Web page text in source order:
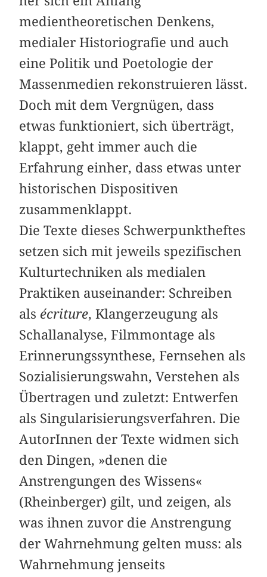
medientheoretischen Denkens,
medialer Historiografie und auch
eine Politik und Poetologie der
Massenmedien rekonstruieren lässt.
Doch mit dem Vergnügen, dass
etwas funktioniert, sich überträgt,
klappt, geht immer auch die
Erfahrung einher, dass etwas unter
historischen Dispositiven
zusammenklappt.
Die Texte dieses Schwerpunktheftes
setzen sich mit jeweils spezifischen
Kulturtechniken als medialen
Praktiken auseinander: Schreiben
als écriture, Klangerzeugung als
Schallanalyse, Filmmontage als
Erinnerungssynthese, Fernsehen als
Sozialisierungswahn, Verstehen als
Übertragen und zuletzt: Entwerfen
als Singularisierungsverfahren. Die
AutorInnen der Texte widmen sich
den Dingen, »denen die
Anstrengungen des Wissens«
(Rheinberger) gilt, und zeigen, als
was ihnen zuvor die Anstrengung
der Wahrnehmung gelten muss: als
Wahrnehmung jenseits